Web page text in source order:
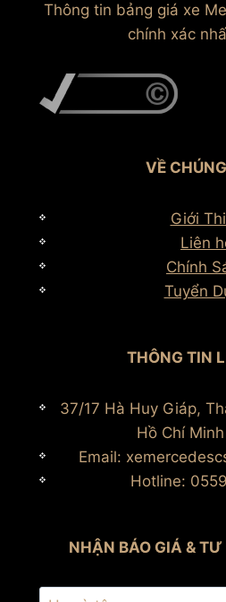
Thông tin bảng giá xe
chính xác
VỀ
Giới
Liên
Chính
Tuyển
THÔNG TIN
37/17 Hà Huy Giáp,
Hồ Chí
Email:
Hotline:
NHẬN BÁO GIÁ &